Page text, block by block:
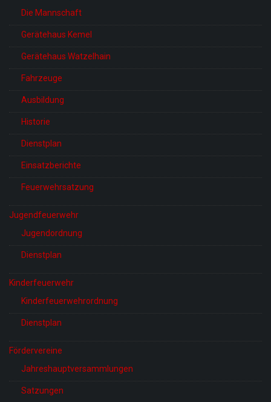
Die Mannschaft
Gerätehaus Kemel
Gerätehaus Watzelhain
Fahrzeuge
Ausbildung
Historie
Dienstplan
Einsatzberichte
Feuerwehrsatzung
Jugendfeuerwehr
Jugendordnung
Dienstplan
Kinderfeuerwehr
Kinderfeuerwehrordnung
Dienstplan
Fördervereine
Jahreshauptversammlungen
Satzungen